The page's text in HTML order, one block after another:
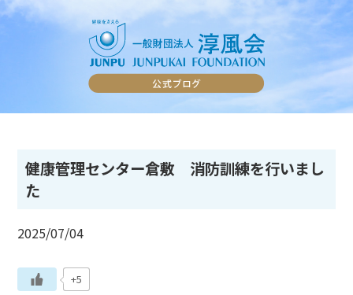
健康管理センター倉敷 消防訓練を行いまし
た
2025/07/04
+5